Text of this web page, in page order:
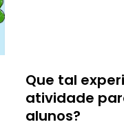
Que tal
atividade
alunos?